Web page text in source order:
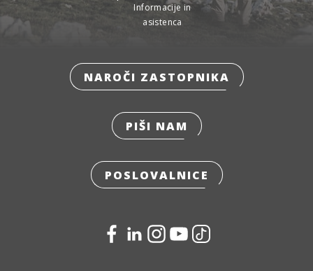
Informacije in
asistenca
NAROČI ZASTOPNIKA
PIŠI NAM
POSLOVALNICE